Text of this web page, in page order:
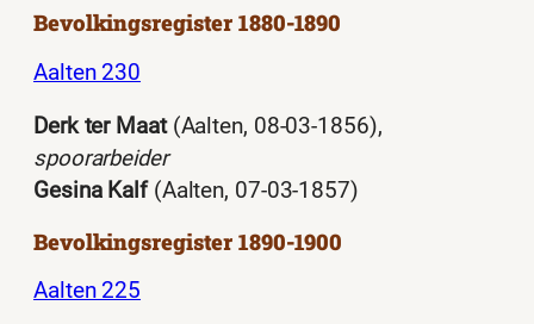
Bevolkingsregister 1880-1890
Aalten 230
Derk ter Maat(Aalten, 08-03-1856),
spoorarbeider
Gesina Kalf(Aalten, 07-03-1857)
Bevolkingsregister 1890-1900
Aalten 225